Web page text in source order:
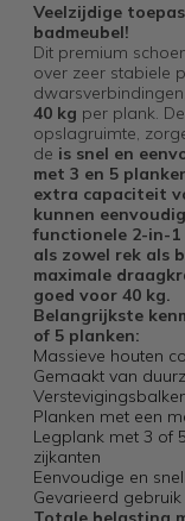
Veelzijdige
badmeubel!
Dit premium
over zeer stabiele
40 kg per plank.
opslagruimte,
de is snel en
met 3 en 5
extra capaciteit
kunnen
functionele 2-in-
als zowel rek als
maximale
goed voor 40 kg.
Belangrijkste
of 5 planken:
Massieve houten
Gemaakt van
Planken met een
Legplank met 3 of
zijkanten
Eenvoudige en
Gevarieerd